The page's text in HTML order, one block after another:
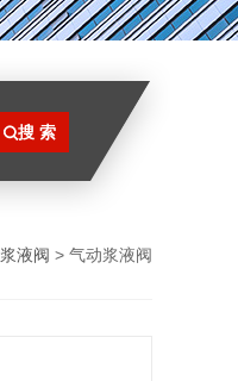
浆液阀 > 气动浆液阀